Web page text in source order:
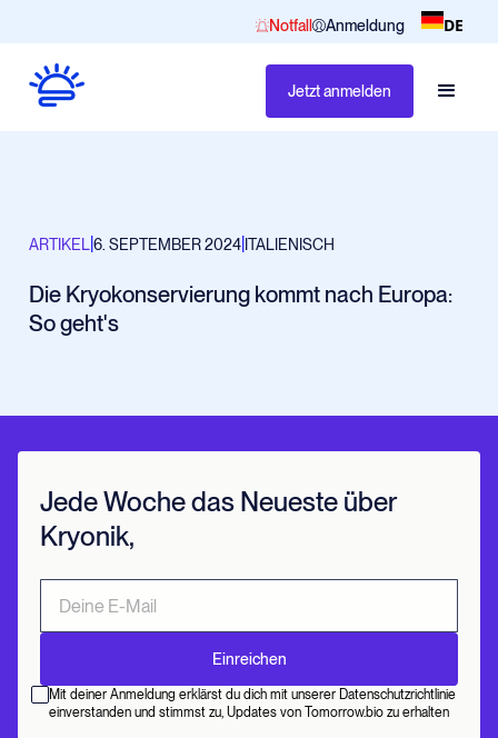
Notfall Anmeldung DE
Jetzt anmelden
ARTIKEL|6. SEPTEMBER 2024 ITALIENISCH
Die Kryokonservierung kommt nach Europa:
So geht's
Jede Woche das Neueste über
Kryonik,
Mit deiner Anmeldung erklärst du dich mit unserer Datenschutzrichtlinie
einverstanden und stimmst zu, Updates von Tomorrow.bio zu erhalten